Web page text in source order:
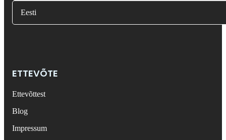
Eesti
ETTEVÕTE
Ettevõttest
Blog
Impressum